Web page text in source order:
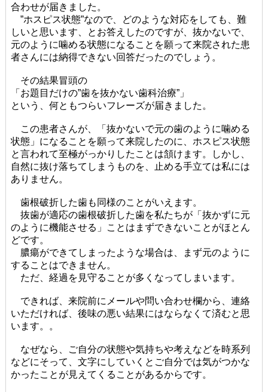
合わせが届きました。
”ホスピス状態”なので、どのような対応をしても、難
しいと思います、とお答えしたのですが、抜かないで、
元のように噛める状態になることを願って来院された患
者さんには納得できない回答だったのでしょう。
その結果冒頭の
「お題目だけの”歯を抜かない歯科治療”」
という、何ともつらいフレーズが届きました。
この患者さんが、「抜かないで元の歯のように噛める
状態」になることを願って来院したのに、ホスピス状態
と言われて至極がっかりしたことは頷けます。しかし、
自然に抜け落ちてしまうものを、止める手立ては私には
ありません。
歯根破折した歯も同様のことがいえます。
抜歯が適応の歯根破折した歯を私たちが「抜かずに元
のように機能させる」ことはまずできないことがほとん
どです。
膿瘍ができてしまったような場合は、まず元のように
することはできません。
ただ、経過を見守ることが多くなってしまいます。
できれば、来院前にメールや問い合わせ欄から、連絡
いただければ、後味の悪い結果にはならなくて済むと思
います。。
なぜなら、ご自分の状態や気持ちや考えなどを時系列
などにそって、文字にしていくとご自分では気がつかな
かったことが見えてくることがあるからです。